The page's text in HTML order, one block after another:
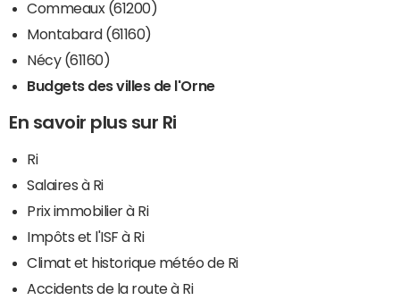
Commeaux (61200)
Montabard (61160)
Nécy (61160)
Budgets des villes de l'Orne
En savoir plus sur Ri
Ri
Salaires à Ri
Prix immobilier à Ri
Impôts et l'ISF à Ri
Climat et historique météo de Ri
Accidents de la route à Ri